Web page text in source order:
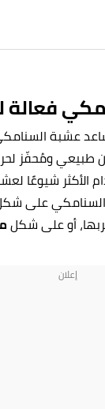
فعالة
عشبة
طبيعي ومُحفّز
الأكثر شيوعًا
على
أو على شكل